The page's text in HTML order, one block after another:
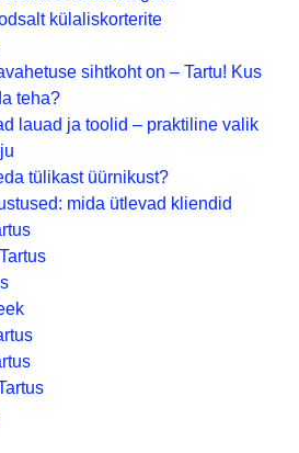
külaliskorterite
sihtkoht on – Tartu! Kus
teha?
lauad ja toolid – praktiline valik
tülikast üürnikust?
mida ütlevad kliendid